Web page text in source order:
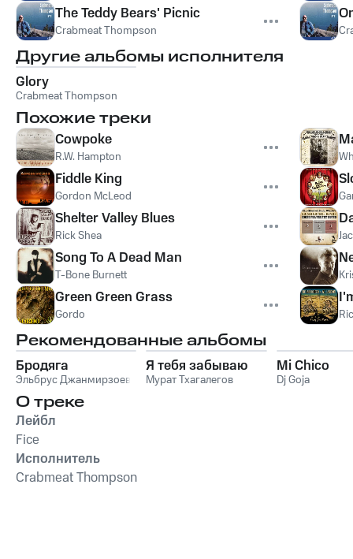
The Teddy Bears' Picnic
Crabmeat Thompson
Другие альбомы исполнителя
Glory
Crabmeat Thompson
Похожие треки
Cowpoke
R.W. Hampton
Fiddle King
Gordon McLeod
Shelter Valley Blues
Rick Shea
Song To A Dead Man
T-Bone Burnett
Green Green Grass
Gordo
Рекомендованные альбомы
Бродяга
Эльбрус Джанмирзоев
Я тебя забываю
Мурат Тхагалегов
Mi Chico
Dj Goja
О треке
Лейбл
Fice
Исполнитель
Crabmeat Thompson